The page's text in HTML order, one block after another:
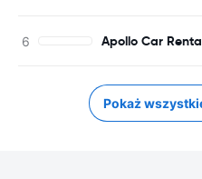
Apollo Car
Pokaż